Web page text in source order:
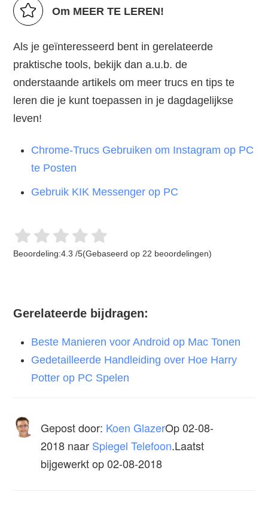
Om MEER TE LEREN!
Als je geïnteresseerd bent in gerelateerde
praktische tools, bekijk dan a.u.b. de
onderstaande artikels om meer trucs en tips te
leren die je kunt toepassen in je dagdagelijkse
leven!
Chrome-Trucs Gebruiken om Instagram op PC
te Posten
Gebruik KIK Messenger op PC
Beoordeling:4.3 /5(Gebaseerd op22 beoordelingen)
Gerelateerde bijdragen:
Beste Manieren voor Android op Mac Tonen
Gedetailleerde Handleiding over Hoe Harry
Potter op PC Spelen
Gepost door: Koen GlazerOp02-08-
2018 naar Spiegel Telefoon.Laatst
bijgewerkt op 02-08-2018